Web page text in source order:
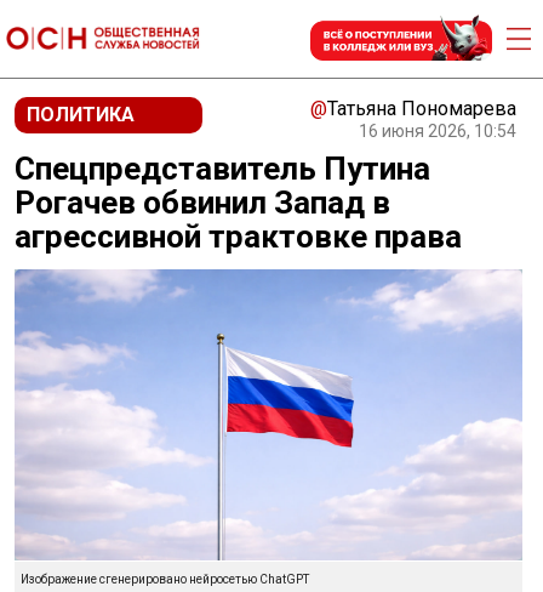
ПОЛИТИКА @Татьяна Пономарева
16 июня 2026, 10:54
Спецпредставитель Путина
Рогачев обвинил Запад в
агрессивной трактовке права
Изображение сгенерировано нейросетью ChatGPT